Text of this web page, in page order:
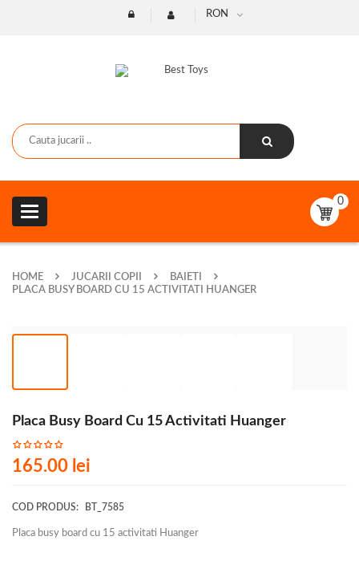
RON
Toggle
navigation
0
HOME JUCARII COPII
BAIETI
PLACA BUSY BOARD CU 15 ACTIVITATI HUANGER
Placa Busy Board Cu 15 Activitati Huanger
165.00 lei
COD PRODUS: BT_7585
Placa busy board cu 15 activitati Huanger